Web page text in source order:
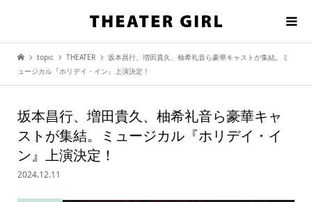
topic THEATER
坂本昌行、増田貴久、柚希礼音ら豪華キャストが集結。ミ
ュージカル『ホリデイ・イン』上演決定！
坂本昌行、増田貴久、柚希礼音ら豪華キャ
ストが集結。ミュージカル『ホリデイ・イ
ン』上演決定！
2024.12.11